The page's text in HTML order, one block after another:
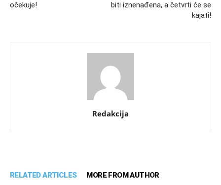
očekuje!
biti iznenađena, a četvrti će se
kajati!
Redakcija
RELATED ARTICLES MORE FROM AUTHOR